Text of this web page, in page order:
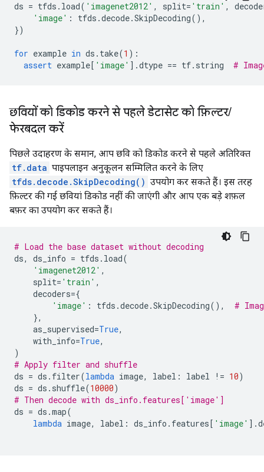
ds = tfds . load( 'imagenet2012' , split= 'train' ,
'image' : tfds .decode.SkipDecoding(),
})
for example in ds . take(1 ):
assert example[ 'image' ] .dtype == tf. string #
छवियों को डिकोड करने से पहले डेटासेट को फ़िल्टर/
फेरबदल करें
पिछले उदाहरण के समान, आप छवि को डिकोड करने से पहले अतिरिक्त
tf.data पाइपलाइन अनुकूलन सम्मिलित करने के लिए
tfds.decode.SkipDecoding() उपयोग कर सकते हैं। इस तरह
फ़िल्टर की गई छवियां डिकोड नहीं की जाएंगी और आप एक बड़े शफ़ल
बफ़र का उपयोग कर सकते हैं।
# Load the base dataset without decoding
ds, ds_info = tfds . load(
'imagenet2012' ,
split= 'train' ,
decoders={
'image' : tfds .decode.SkipDecoding(),
#
},
as_supervised=True,
with_info=True,
)
# Apply filter and shuffle
ds = ds . filter(lambda image, label : label != 10)
ds = ds . shuffle(10000)
# Then decode with ds_info.features['image']
ds = ds .map(
lambda image, label : ds_info . features[ 'image' ] .